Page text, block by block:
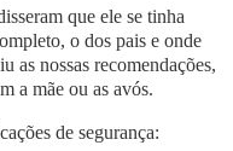
que ele se tinha
o dos pais e onde
as nossas recomendações,
a mãe ou as avós.
de segurança: